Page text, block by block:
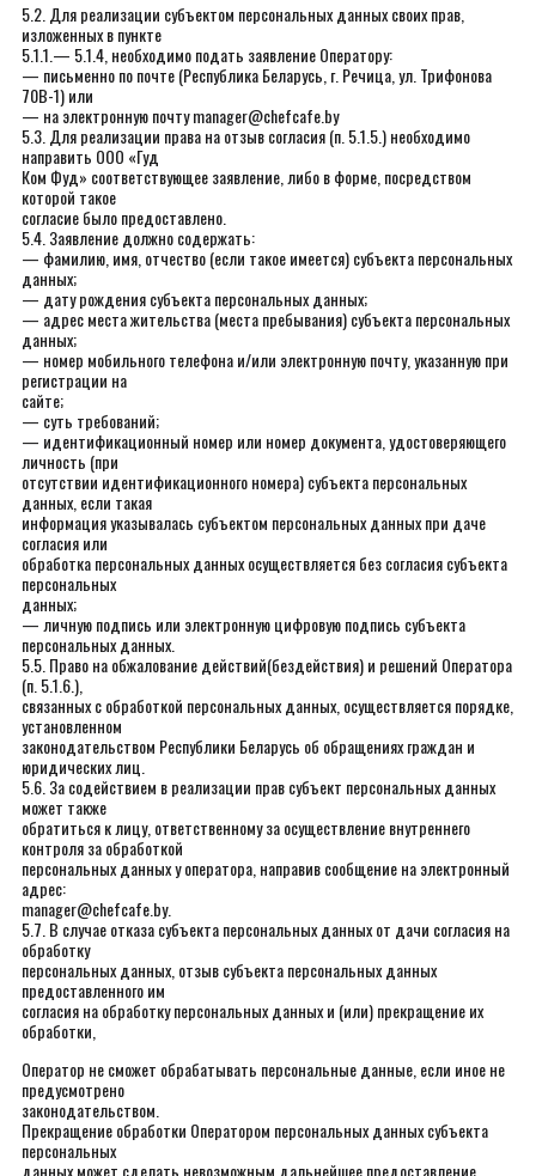
5.2. Для реализации субъектом персональных данных своих прав,
изложенных в пункте
5.1.1.— 5.1.4, необходимо подать заявление Оператору:
— письменно по почте (Республика Беларусь, г. Речица, ул. Трифонова
70В-1) или
— на электронную почту manager@chefcafe.by
5.3. Для реализации права на отзыв согласия (п. 5.1.5.) необходимо
направить ООО «Гуд
Ком Фуд» соответствующее заявление, либо в форме, посредством
которой такое
согласие было предоставлено.
5.4. Заявление должно содержать:
— фамилию, имя, отчество (если такое имеется) субъекта персональных
данных;
— дату рождения субъекта персональных данных;
— адрес места жительства (места пребывания) субъекта персональных
данных;
— номер мобильного телефона и/или электронную почту, указанную при
регистрации на
сайте;
— суть требований;
— идентификационный номер или номер документа, удостоверяющего
личность (при
отсутствии идентификационного номера) субъекта персональных
данных, если такая
информация указывалась субъектом персональных данных при даче
согласия или
обработка персональных данных осуществляется без согласия субъекта
персональных
данных;
— личную подпись или электронную цифровую подпись субъекта
персональных данных.
5.5. Право на обжалование действий(бездействия) и решений Оператора
(п. 5.1.6.),
связанных с обработкой персональных данных, осуществляется порядке,
установленном
законодательством Республики Беларусь об обращениях граждан и
юридических лиц.
5.6. За содействием в реализации прав субъект персональных данных
может также
обратиться к лицу, ответственному за осуществление внутреннего
контроля за обработкой
персональных данных у оператора, направив сообщение на электронный
адрес:
manager@chefcafe.by.
5.7. В случае отказа субъекта персональных данных от дачи согласия на
обработку
персональных данных, отзыв субъекта персональных данных
предоставленного им
согласия на обработку персональных данных и (или) прекращение их
обработки,
Оператор не сможет обрабатывать персональные данные, если иное не
предусмотрено
законодательством.
Прекращение обработки Оператором персональных данных субъекта
персональных
данных может сделать невозможным дальнейшее предоставление